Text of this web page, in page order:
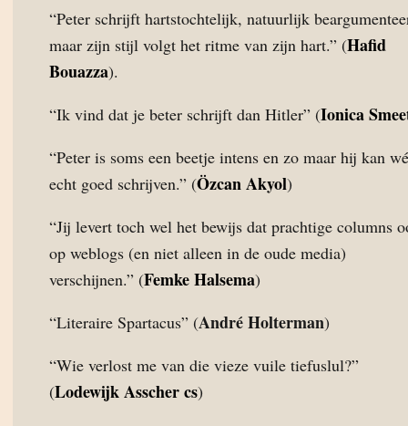
“Peter schrijft hartstochtelijk, natuurlijk
maar zijn stijl volgt het ritme van zijn hart.” (Hafid
Bouazza).
“Ik vind dat je beter schrijft dan Hitler” (Ionica
“Peter is soms een beetje intens en zo maar hij kan
echt goed schrijven.” (Özcan Akyol)
“Jij levert toch wel het bewijs dat prachtige columns
op weblogs (en niet alleen in de oude media)
verschijnen.” (Femke Halsema)
“Literaire Spartacus” (André Holterman)
“Wie verlost me van die vieze vuile tiefuslul?”
(Lodewijk Asscher cs)